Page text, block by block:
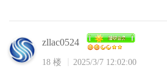
zllac0524
18 楼 2025/3/7 12:02:00